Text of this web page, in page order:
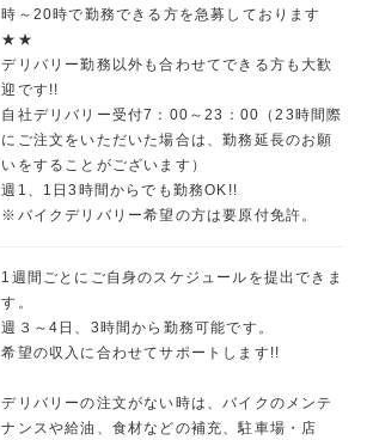
時～20時で勤務できる方を急募しております
★★
デリバリー勤務以外も合わせてできる方も大歓
迎です!!
自社デリバリー受付7：00～23：00（23時間際
にご注文をいただいた場合は、勤務延長のお願
いをすることがございます）
週1、1日3時間からでも勤務OK!!
※バイクデリバリー希望の方は要原付免許。
1週間ごとにご自身のスケジュールを提出できま
す。
週３～4日、3時間から勤務可能です。
希望の収入に合わせてサポートします!!
デリバリーの注文がない時は、バイクのメンテ
ナンスや給油、食材などの補充、駐車場・店